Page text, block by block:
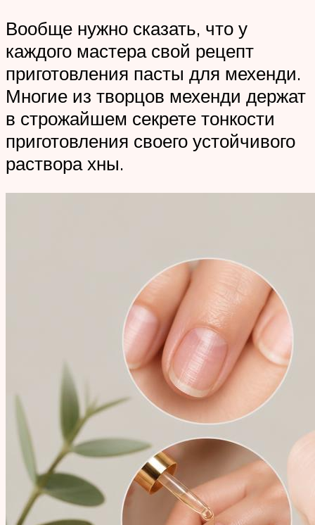
Вообще нужно сказать, что у
каждого мастера свой рецепт
приготовления пасты для мехенди.
Многие из творцов мехенди держат
в строжайшем секрете тонкости
приготовления своего устойчивого
раствора хны.